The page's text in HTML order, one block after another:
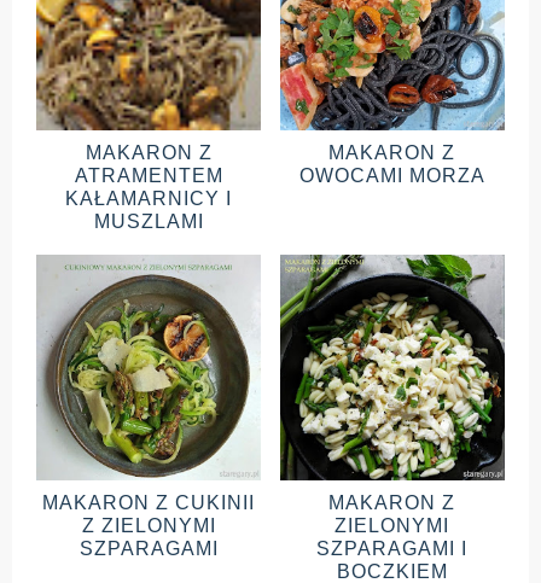
MAKARON Z
ATRAMENTEM
KAŁAMARNICY I
MUSZLAMI
MAKARON Z
OWOCAMI MORZA
MAKARON Z CUKINII
Z ZIELONYMI
SZPARAGAMI
MAKARON Z
ZIELONYMI
SZPARAGAMI I
BOCZKIEM